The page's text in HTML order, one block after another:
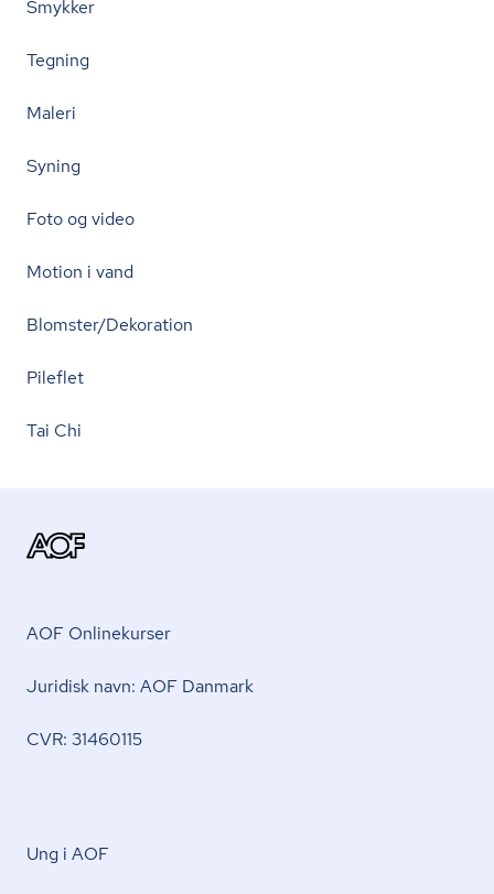
Smykker
Tegning
Maleri
Syning
Foto og video
Motion i vand
Blomster/Dekoration
Pileflet
Tai Chi
AOF Onlinekurser
Juridisk navn: AOF Danmark
CVR: 31460115
Ung i AOF